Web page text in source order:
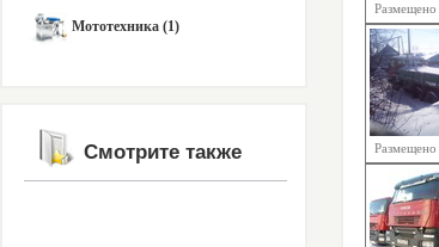
Мототехника (1)
Смотрите также